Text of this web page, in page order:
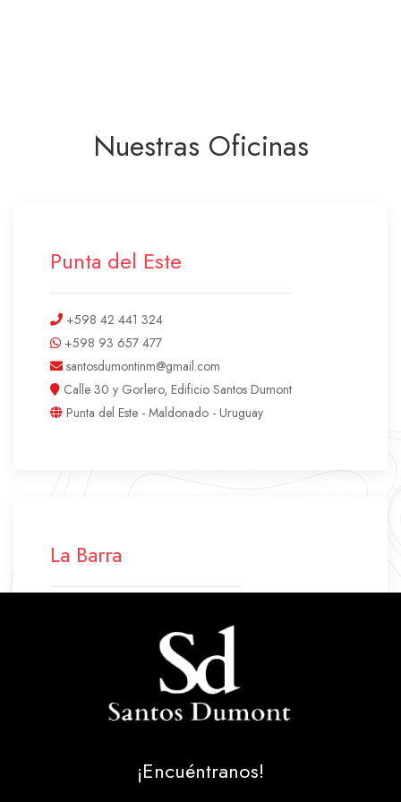
Nuestras Oficinas
Punta del Este
+598 42 441 324
+598 93 657 477
santosdumontinm@gmail.com
Calle 30 y Gorlero, Edificio Santos Dumont
Punta del Este - Maldonado - Uruguay
La Barra
+598 94 640 045
labarra.santosdumont@gmail.com
Ruta 10 Parada 43
La Barra - Maldonado - Uruguay
¡Encuéntranos!